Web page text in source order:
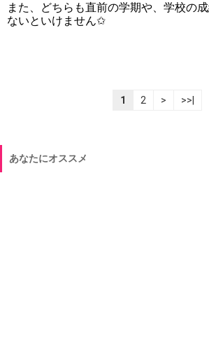
また、どちらも直前の学期や、学校の
ないといけません✩
1 2 > >>|
あなたにオススメ